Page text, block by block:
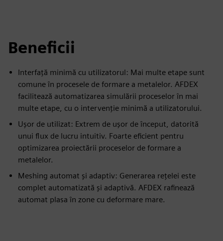
Beneficii
Interfață minimă cu utilizatorul: Mai multe etape sunt
comune în procesele de formare a metalelor. AFDEX
facilitează automatizarea simulării proceselor în mai
multe etape, cu o intervenție minimă a utilizatorului.
Ușor de utilizat: Extrem de ușor de început, datorită
unui flux de lucru intuitiv. Foarte eficient pentru
optimizarea proiectării proceselor de formare a
metalelor.
Meshing automat și adaptiv: Generarea rețelei este
complet automatizată și adaptivă. AFDEX rafinează
automat plasa în zone cu deformare mare.